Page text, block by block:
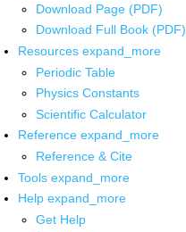
Download Page (PDF)
Download Full Book (PDF)
Resources expand_more
Periodic Table
Physics Constants
Scientific Calculator
Reference expand_more
Reference & Cite
Tools expand_more
Help expand_more
Get Help